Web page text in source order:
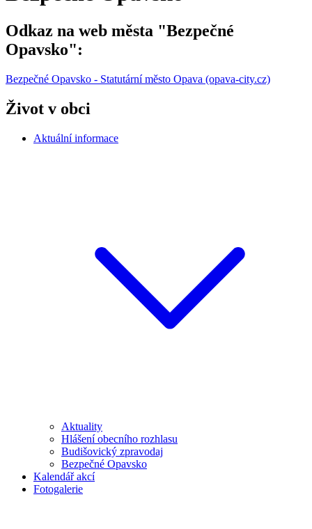
Odkaz na web města "Bezpečné
Opavsko":
Bezpečné Opavsko - Statutární město Opava (opava-city.cz)
Život v obci
Aktuální informace
Aktuality
Hlášení obecního rozhlasu
Budišovický zpravodaj
Bezpečné Opavsko
Kalendář akcí
Fotogalerie